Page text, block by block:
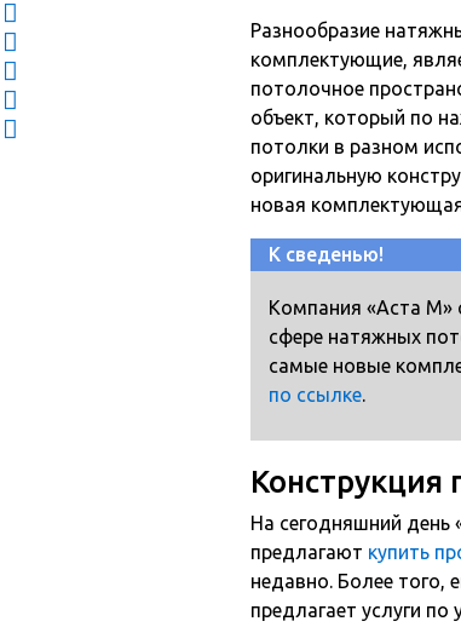
Разнообразие
комплектующие,
потолочное
объект, который по
потолки в разном
оригинальную
новая
К сведенью!
Компания «Аста М»
сфере натяжных
самые новые
по ссылке.
Конструкция
На сегодняшний день
предлагают купить
недавно. Более того,
предлагает услуги